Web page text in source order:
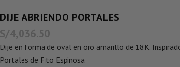
DIJE ABRIENDO PORTALES
S/4,036.50
Dije en forma de oval en oro amarillo de 18K.
Portales de Fito Espinosa